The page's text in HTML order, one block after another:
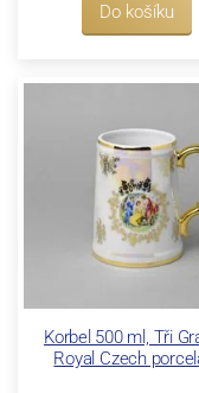
Do košíku
Korbel 500 ml, Tři
Royal Czech